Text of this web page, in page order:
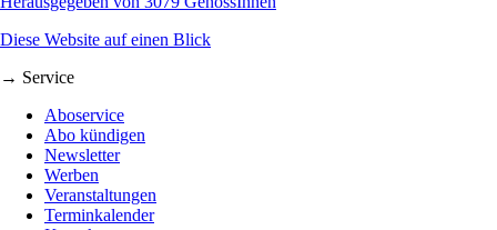
Diese Website auf einen Blick
→ Service
Aboservice
Abo kündigen
Newsletter
Werben
Veranstaltungen
Terminkalender